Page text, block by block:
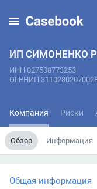
ИП СИМОНЕНКО
ИНН 027508773253
ОГРНИП
Компания Риски
Обзор Информация
Общая информация